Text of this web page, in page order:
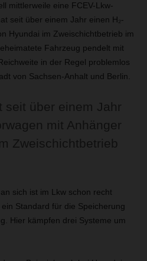
mittlerweile eine FCEV-Lkw-
seit über einem Jahr einen H₂-
Hyundai im Zweischichtbetrieb im
Fahrzeug pendelt mit
in der Regel problemlos
von Sachsen-Anhalt und Berlin.
seit über einem Jahr
mit Anhänger
Zweischichtbetrieb
sich ist im Lkw schon recht
Standard für die Speicherung
Hier kämpfen drei Systeme um